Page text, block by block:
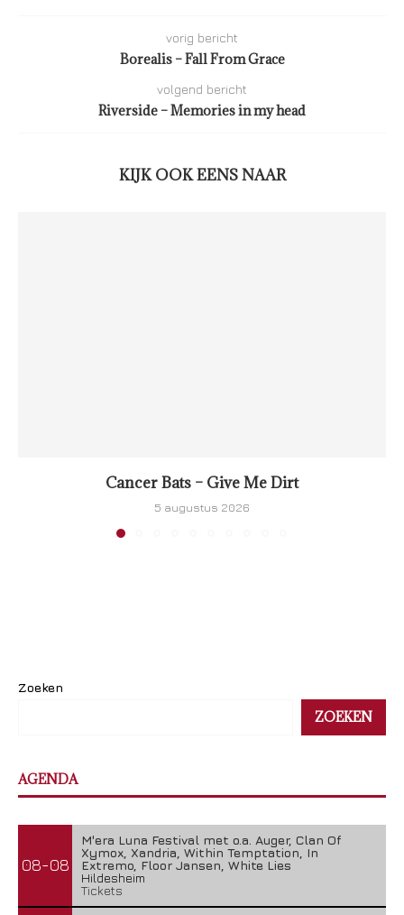
vorig bericht
Borealis – Fall From Grace
volgend bericht
Riverside – Memories in my head
KIJK OOK EENS NAAR
Cancer Bats – Give Me Dirt
5 augustus 2026
Zoeken
ZOEKEN
AGENDA
08-08
M'era Luna Festival met o.a. Auger, Clan Of
Xymox, Xandria, Within Temptation, In
Extremo, Floor Jansen, White Lies
Hildesheim
Tickets